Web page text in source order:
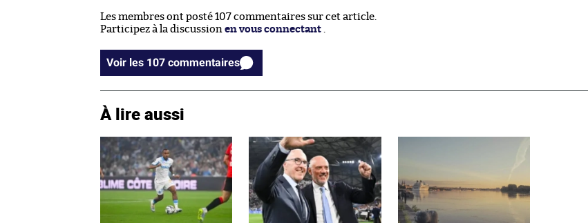
Les membres ont posté 107 commentaires sur cet article.
Participez à la discussion en vous connectant
Voir les 107 commentaires
À lire aussi